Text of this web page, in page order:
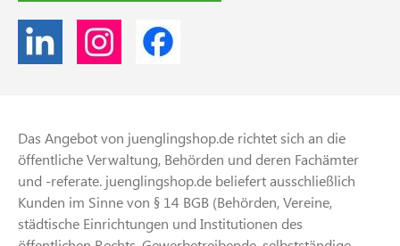
Das Angebot von juenglingshop.de richtet sich an die
öffentliche Verwaltung, Behörden und deren Fachämter
und -referate. juenglingshop.de beliefert ausschließlich
Kunden im Sinne von § 14 BGB (Behörden, Vereine,
städtische Einrichtungen und Institutionen des